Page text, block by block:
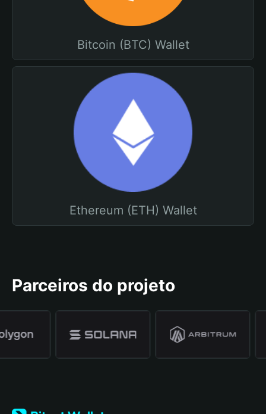
Bitcoin (BTC) Wallet
Ethereum (ETH) Wallet
Parceiros do projeto